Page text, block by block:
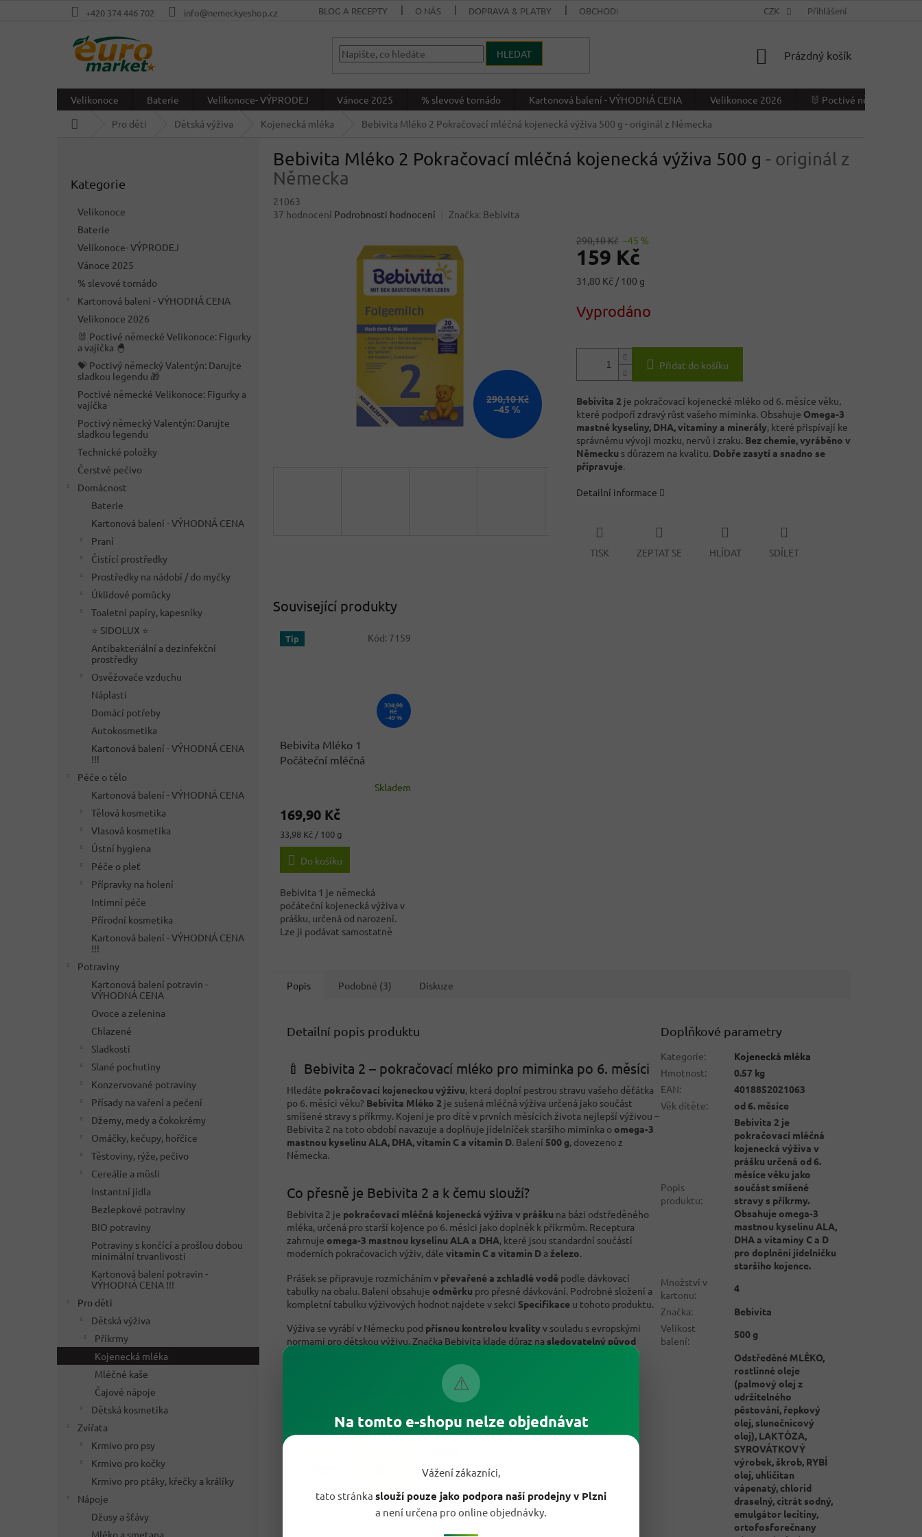
⚠
Na tomto e-shopu nelze objednávat
Vážení zákazníci,
tato stránka slouží pouze jako podpora naší prodejny v Plzni
a není určena pro online objednávky.
+420 374 446 702 info@nemeckyeshop.cz BLOG A RECEPTY O NÁS DOPRAVA & PLATBY OBCHODNÍ PODMÍNKY VÝDEJNÍ MÍSTO
CZK Přihlášení
HLEDAT
NÁKUPNÍ
Prázdný košík
Velikonoce Baterie Velikonoce- VÝPRODEJ Vánoce 2025 % slevové tornádo Kartonová balení - VÝHODNÁ CENA Velikonoce 2026
🐰 Poctivé německé
Pro děti Dětská výživa Kojenecká mléka Bebivita Mléko 2 Pokračovací mléčná kojenecká výživa 500 g - originál z Německa
kategorie
Kategorie
Velikonoce
Baterie
Velikonoce- VÝPRODEJ
Vánoce 2025
% slevové tornádo
Kartonová balení - VÝHODNÁ CENA
Velikonoce 2026
🐰 Poctivé německé Velikonoce: Figurky
a vajíčka 🐣
💝 Poctivý německý Valentýn: Darujte
sladkou legendu 🎁
Poctivé německé Velikonoce: Figurky a
vajíčka
Poctivý německý Valentýn: Darujte
sladkou legendu
Technické položky
Čerstvé pečivo
Domácnost
Baterie
Kartonová balení - VÝHODNÁ CENA
Praní
Čistící prostředky
Prostředky na nádobí / do myčky
Úklidové pomůcky
Toaletní papíry, kapesníky
⭐ SIDOLUX ⭐
Antibakteriální a dezinfekční
prostředky
Osvěžovače vzduchu
Náplasti
Domácí potřeby
Autokosmetika
Kartonová balení - VÝHODNÁ CENA
!!!
Péče o tělo
Kartonová balení - VÝHODNÁ CENA
Tělová kosmetika
Vlasová kosmetika
Ústní hygiena
Péče o pleť
Přípravky na holení
Intimní péče
Přírodní kosmetika
Kartonová balení - VÝHODNÁ CENA
!!!
Potraviny
Kartonová balení potravin -
VÝHODNÁ CENA
Ovoce a zelenina
Chlazené
Sladkosti
Slané pochutiny
Konzervované potraviny
Přísady na vaření a pečení
Džemy, medy a čokokrémy
Omáčky, kečupy, hořčice
Těstoviny, rýže, pečivo
Cereálie a müsli
Instantní jídla
Bezlepkové potraviny
BIO potraviny
Potraviny s končící a prošlou dobou
minimální trvanlivosti
Kartonová balení potravin -
VÝHODNÁ CENA !!!
Pro děti
Dětská výživa
Příkrmy
Kojenecká mléka
Mléčné kaše
Čajové nápoje
Dětská kosmetika
Zvířata
Krmivo pro psy
Krmivo pro kočky
Krmivo pro ptáky, křečky a králíky
Nápoje
Džusy a šťávy
Mléko a smetana
Bebivita Mléko 2 Pokračovací mléčná kojenecká výživa 500 g - originál z
Německa
21063
Průměrné
37 hodnocení Podrobnosti hodnocení Značka: Bebivita
290,10 Kč
–45 %
290,10 Kč –45 %
159 Kč
Měrná
31,80 Kč / 100 g
Vyprodáno
Přidat do košíku
Bebivita 2 je pokračovací kojenecké mléko od 6. měsíce věku,
které podpoří zdravý růst vašeho miminka. Obsahuje Omega-3
mastné kyseliny, DHA, vitaminy a minerály, které přispívají ke
správnému vývoji mozku, nervů i zraku. Bez chemie, vyráběno v
Německu s důrazem na kvalitu. Dobře zasytí a snadno se
připravuje.
Detailní informace
TISK ZEPTAT SE HLÍDAT SDÍLET
Související produkty
Tip
334,90
Kč
–49 %
Bebivita Mléko 1
Počáteční mléčná
produktu
4,0
Skladem
169,90 Kč
Měrná
cena:
33,98 Kč / 100 g
Do košíku
Bebivita 1 je německá
počáteční kojenecká výživa v
prášku, určená od narození.
Lze ji podávat samostatně
Kód: 7159
Popis Podobné (3) Diskuze
Detailní popis produktu
🍼 Bebivita 2 – pokračovací mléko pro miminka po 6. měsíci
Hledáte pokračovací kojeneckou výživu, která doplní pestrou stravu vašeho děťátka
po 6. měsíci věku? Bebivita Mléko 2 je sušená mléčná výživa určená jako součást
smíšené stravy s příkrmy. Kojení je pro dítě v prvních měsících života nejlepší výživou –
Bebivita 2 na toto období navazuje a doplňuje jídelníček staršího miminka o omega-3
mastnou kyselinu ALA, DHA, vitamin C a vitamin D. Balení 500 g, dovezeno z
Německa.
Co přesně je Bebivita 2 a k čemu slouží?
Bebivita 2 je pokračovací mléčná kojenecká výživa v prášku na bázi odstředěného
mléka, určená pro starší kojence po 6. měsíci jako doplněk k příkrmům. Receptura
zahrnuje omega-3 mastnou kyselinu ALA a DHA, které jsou standardní součástí
moderních pokračovacích výživ, dále vitamin C a vitamin D a železo.
Prášek se připravuje rozmícháním v převařené a zchladlé vodě podle dávkovací
tabulky na obalu. Balení obsahuje odměrku pro přesné dávkování. Podrobné složení a
kompletní tabulku výživových hodnot najdete v sekci Specifikace u tohoto produktu.
Výživa se vyrábí v Německu pod přísnou kontrolou kvality v souladu s evropskými
normami pro dětskou výživu. Značka Bebivita klade důraz na sledovatelný původ
Doplňkové parametry
Kategorie:
Kojenecká mléka
Hmotnost:
0.57 kg
EAN:
4018852021063
Věk dítěte: od 6. měsíce
Popis
produktu:
Bebivita 2 je
pokračovací mléčná
kojenecká výživa v
prášku určená od 6.
měsíce věku jako
součást smíšené
stravy s příkrmy.
Obsahuje omega-3
mastnou kyselinu ALA,
DHA a vitaminy C a D
pro doplnění jídelníčku
staršího kojence.
Množství v
kartonu:
4
Značka:
Bebivita
Velikost
balení:
500 g
Odstředěné MLÉKO,
rostlinné oleje
(palmový olej z
udržitelného
pěstování, řepkový
olej, slunečnicový
olej), LAKTÓZA,
SYROVÁTKOVÝ
výrobek, škrob, RYBÍ
olej, uhličitan
vápenatý, chlorid
draselný, citrát sodný,
emulgátor lecitiny,
ortofosforečnany